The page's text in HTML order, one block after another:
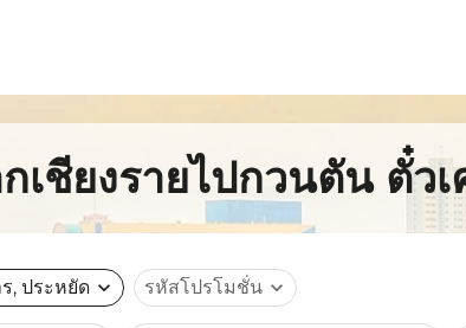
เชียงรายไปกวนตัน ตั๋ว
, ประหยัด expand_more รหัสโปรโมชั่น expand_more